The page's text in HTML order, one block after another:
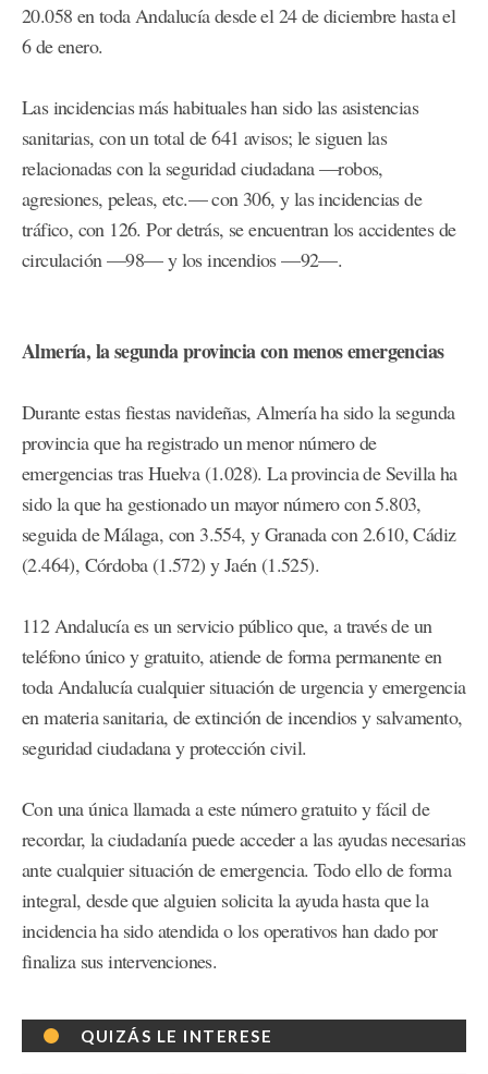
20.058 en toda Andalucía desde el 24 de diciembre hasta el
6 de enero.
Las incidencias más habituales han sido las asistencias
sanitarias, con un total de 641 avisos; le siguen las
relacionadas con la seguridad ciudadana —robos,
agresiones, peleas, etc.— con 306, y las incidencias de
tráfico, con 126. Por detrás, se encuentran los accidentes de
circulación —98— y los incendios —92—.
Almería, la segunda provincia con menos emergencias
Durante estas fiestas navideñas, Almería ha sido la segunda
provincia que ha registrado un menor número de
emergencias tras Huelva (1.028). La provincia de Sevilla ha
sido la que ha gestionado un mayor número con 5.803,
seguida de Málaga, con 3.554, y Granada con 2.610, Cádiz
(2.464), Córdoba (1.572) y Jaén (1.525).
112 Andalucía es un servicio público que, a través de un
teléfono único y gratuito, atiende de forma permanente en
toda Andalucía cualquier situación de urgencia y emergencia
en materia sanitaria, de extinción de incendios y salvamento,
seguridad ciudadana y protección civil.
Con una única llamada a este número gratuito y fácil de
recordar, la ciudadanía puede acceder a las ayudas necesarias
ante cualquier situación de emergencia. Todo ello de forma
integral, desde que alguien solicita la ayuda hasta que la
incidencia ha sido atendida o los operativos han dado por
finaliza sus intervenciones.
QUIZÁS LE INTERESE